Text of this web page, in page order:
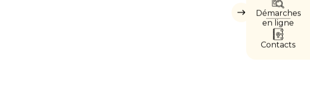
MasquerDémarches
en ligne
Contacts